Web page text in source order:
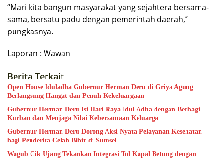
“Mari kita bangun masyarakat yang sejahtera bersama-
sama, bersatu padu dengan pemerintah daerah,”
pungkasnya.
Laporan : Wawan
Berita Terkait
Open House Iduladha Gubernur Herman Deru di Griya Agung
Berlangsung Hangat dan Penuh Kekeluargaan
Gubernur Herman Deru Isi Hari Raya Idul Adha dengan Berbagi
Kurban dan Menjaga Nilai Kebersamaan Keluarga
Gubernur Herman Deru Dorong Aksi Nyata Pelayanan Kesehatan
bagi Penderita Celah Bibir di Sumsel
Wagub Cik Ujang Tekankan Integrasi Tol Kapal Betung dengan